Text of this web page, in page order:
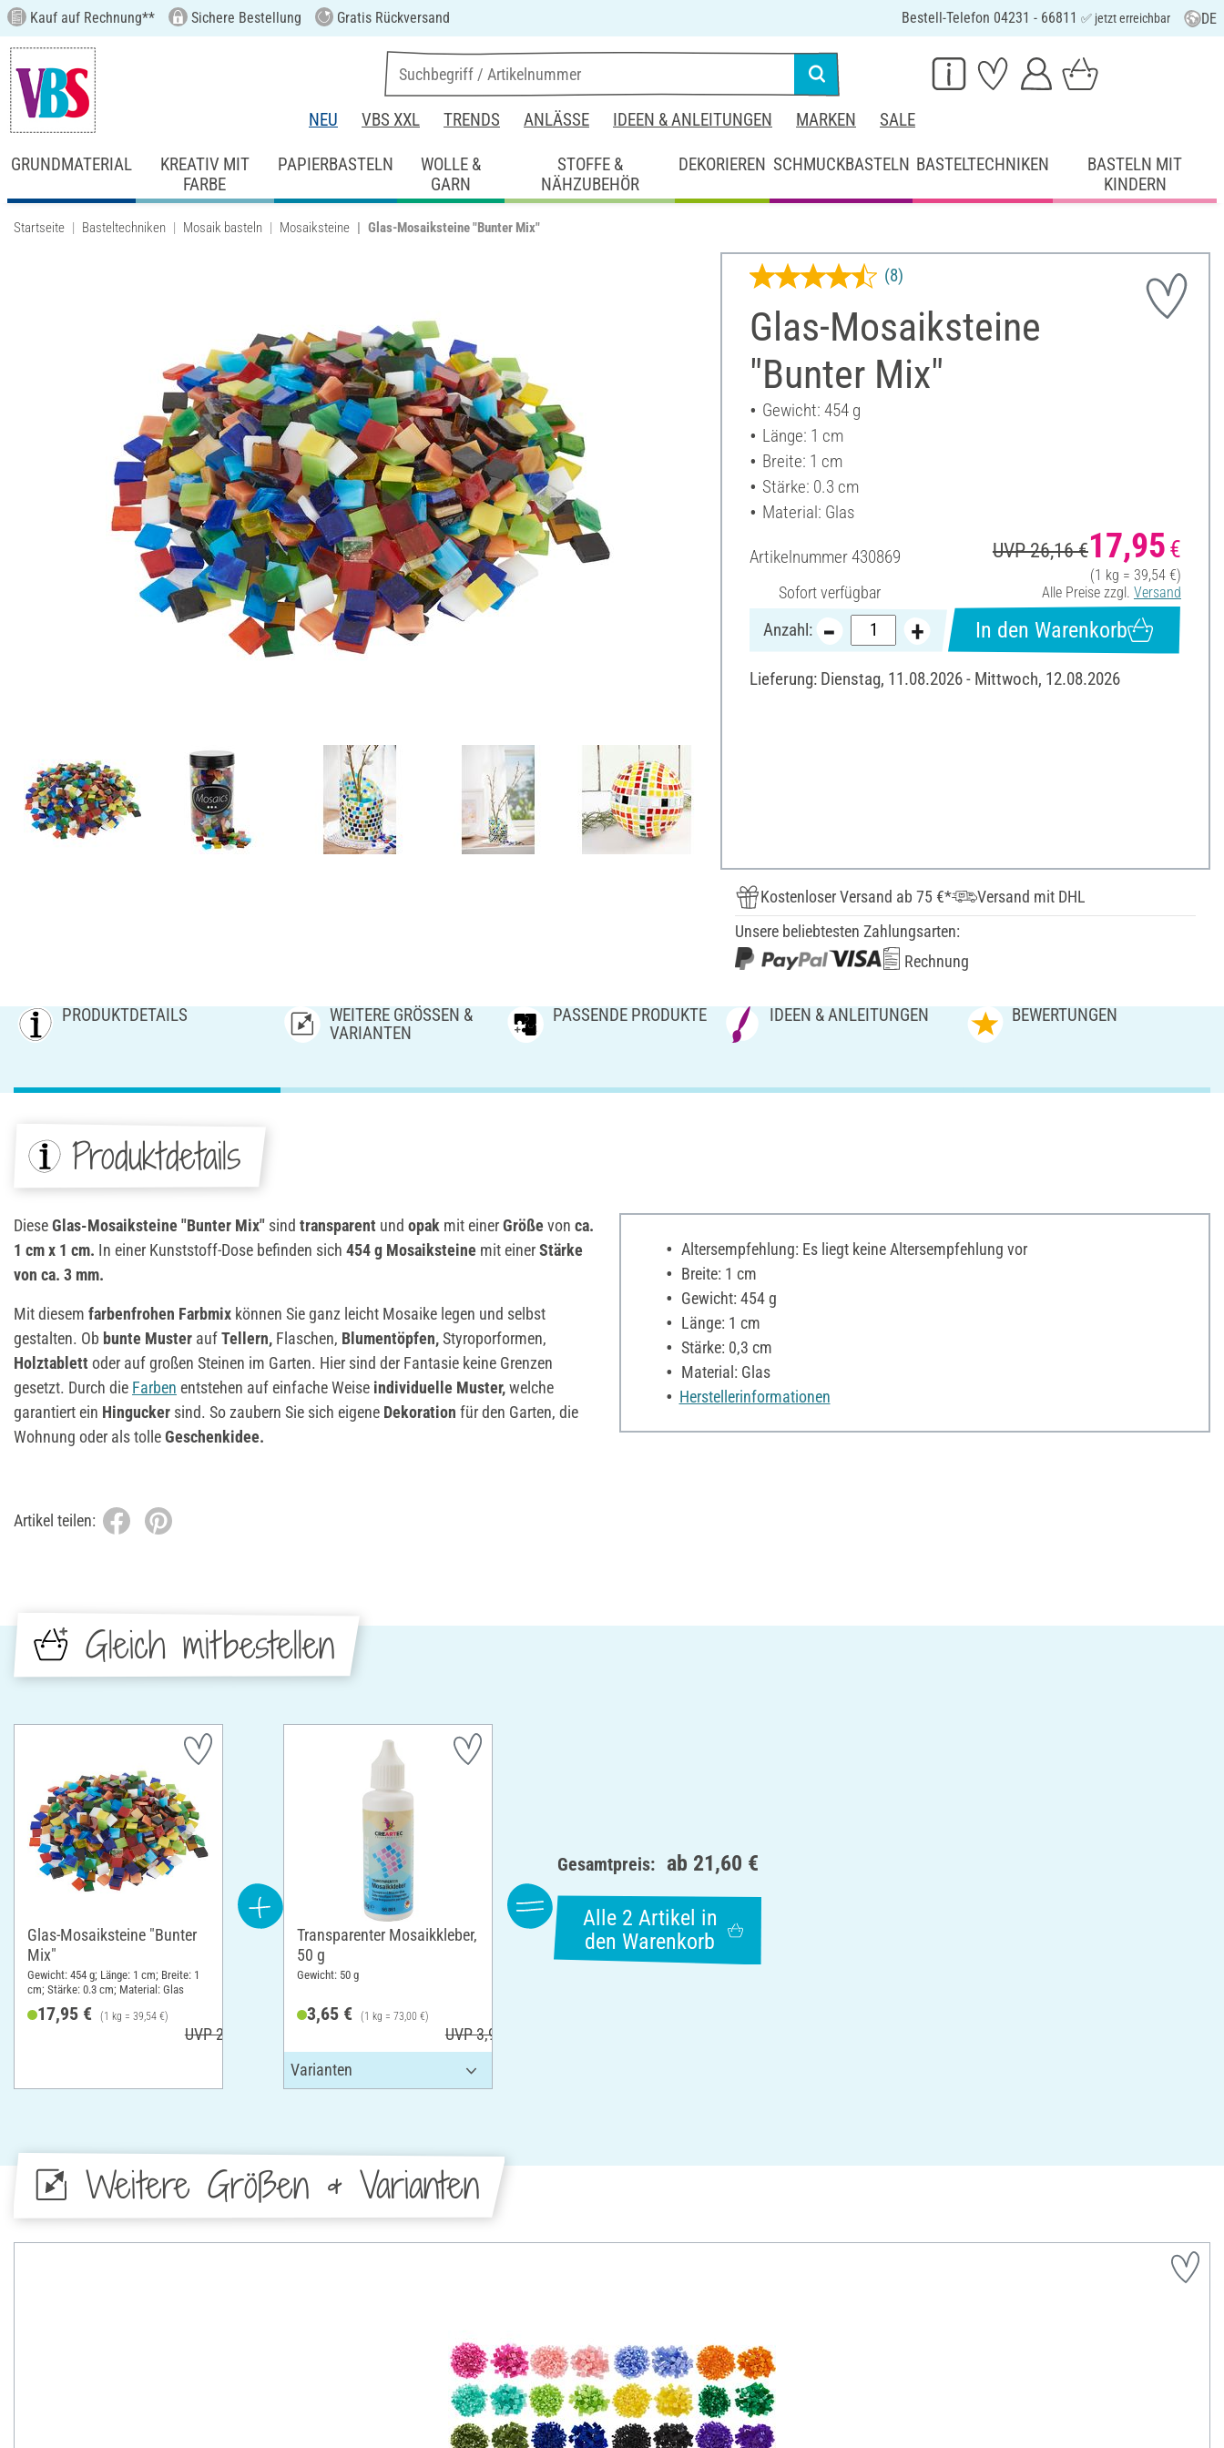
Kauf auf Rechnung** Sichere Bestellung Gratis Rückversand Bestell-Telefon 04231 - 66811 ✅ jetzt erreichbar DE
NEU VBS XXL TRENDS ANLÄSSE IDEEN & ANLEITUNGEN MARKEN SALE
GRUNDMATERIAL
KREATIV MIT
FARBE
PAPIERBASTELN
WOLLE &
GARN
STOFFE &
NÄHZUBEHÖR
DEKORIEREN SCHMUCKBASTELN BASTELTECHNIKEN
BASTELN MIT
KINDERN
Startseite Basteltechniken Mosaik basteln Mosaiksteine Glas-Mosaiksteine "Bunter Mix"
Glas-Mosaiksteine
"Bunter Mix"
(8)
Gewicht: 454 g
Länge: 1 cm
Breite: 1 cm
Stärke: 0.3 cm
Material: Glas
Artikelnummer430869
Sofort verfügbar
UVP 26,16 €17,95 €
(1 kg = 39,54 €)
Alle Preise zzgl. Versand
Anzahl: In den Warenkorb
Lieferung: Dienstag, 11.08.2026 - Mittwoch, 12.08.2026
Kostenloser Versand ab 75 €*
Versand mit DHL
Unsere beliebtesten Zahlungsarten:
Rechnung
PRODUKTDETAILS
WEITERE GRÖSSEN & V
ARIANTEN
PASSENDE PRODUKTE IDEEN & ANLEITUNGEN BEWERTUNGEN
Produktdetails
DieseGlas-Mosaiksteine "Bunter Mix" sind transparent und opak mit einerGröße von ca.
1 cm x 1 cm. In einer Kunststoff-Dose befinden sich 454 g Mosaiksteine mit einerStärke
von ca. 3 mm.
Mit diesem farbenfrohen Farbmix können Sie ganz leicht Mosaike legen und selbst
gestalten. Ob bunte Muster aufTellern, Flaschen, Blumentöpfen,Styroporformen,
Holztablett oder auf großen Steinen im Garten. Hier sind der Fantasie keine Grenzen
gesetzt. Durch die Farben entstehen auf einfache Weise individuelle Muster,welche
garantiert ein Hingucker sind. So zaubern Sie sich eigene Dekoration für den Garten, die
Wohnung oder als tolleGeschenkidee.
Altersempfehlung: Es liegt keine Altersempfehlung vor
Breite: 1 cm
Gewicht: 454 g
Länge: 1 cm
Stärke: 0,3 cm
Material: Glas
Herstellerinformationen
Artikel teilen:
Gleich mitbestellen
Glas-Mosaiksteine "Bunter
Mix"
Gewicht: 454 g; Länge: 1 cm; Breite: 1
cm; Stärke: 0.3 cm; Material: Glas
17,95 € (1 kg = 39,54 €)
UVP 26,16 €
Transparenter Mosaikkleber,
50 g
Gewicht: 50 g
3,65 € (1 kg = 73,00 €)
UVP 3,95 €
Gesamtpreis: ab 21,60 €
Alle 2 Artikel in
den Warenkorb
Weitere Größen & Varianten